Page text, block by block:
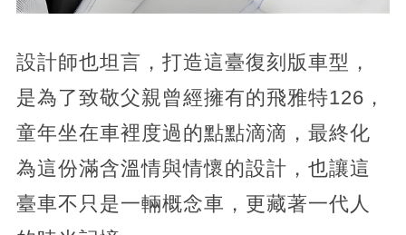
設計師也坦言，打造這臺復刻版車型，
是為了致敬父親曾經擁有的飛雅特126，
童年坐在車裡度過的點點滴滴，最終化
為這份滿含溫情與情懷的設計，也讓這
臺車不只是一輛概念車，更藏著一代人